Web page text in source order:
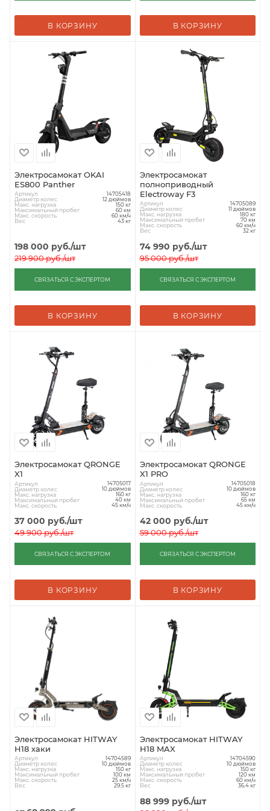
В КОРЗИНУ В КОРЗИНУ
Электросамокат OKAI
ES800 Panther
Артикул 14705418
Диаметр колес 12 дюймов
Макс. нагрузка 150 кг
Максимальный пробег 60 км
Макс. скорость 60 км/ч
Вес 43 кг
198 000 руб./шт
219 900руб./шт
СВЯЗАТЬСЯ С ЭКСПЕРТОМ
В КОРЗИНУ
Электросамокат
полноприводный
Electroway F3
Артикул 14705089
Диаметр колес 11 дюймов
Макс. нагрузка 180 кг
Максимальный пробег 70 км
Макс. скорость 60 км/ч
Вес 32 кг
74 990 руб./шт
95 000руб./шт
СВЯЗАТЬСЯ С ЭКСПЕРТОМ
В КОРЗИНУ
Электросамокат QRONGE
X1
Артикул 14705017
Диаметр колес 10 дюймов
Макс. нагрузка 160 кг
Максимальный пробег 40 км
Макс. скорость 45 км/ч
37 000 руб./шт
49 900руб./шт
СВЯЗАТЬСЯ С ЭКСПЕРТОМ
В КОРЗИНУ
Электросамокат QRONGE
X1 PRO
Артикул 14705018
Диаметр колес 10 дюймов
Макс. нагрузка 160 кг
Максимальный пробег 65 км
Макс. скорость 45 км/ч
42 000 руб./шт
59 000руб./шт
СВЯЗАТЬСЯ С ЭКСПЕРТОМ
В КОРЗИНУ
Электросамокат HITWAY
H18 хаки
Артикул 14704589
Диаметр колес 10 дюймов
Макс. нагрузка 150 кг
Максимальный пробег 100 км
Макс. скорость 25 км/ч
Вес 29.5 кг
Электросамокат HITWAY
H18 MAX
Артикул 14704590
Диаметр колес 10 дюймов
Макс. нагрузка 150 кг
Максимальный пробег 120 км
Макс. скорость 60 км/ч
Вес 36.4 кг
88 999руб./шт